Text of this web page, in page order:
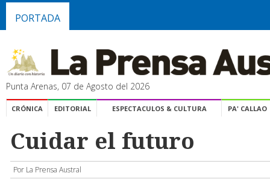
PORTADA
Punta Arenas, 07 de Agosto del 2026
CRÓNICA EDITORIAL ESPECTACULOS & CULTURA PA' CALLAO
Cuidar el futuro
Por La Prensa Austral